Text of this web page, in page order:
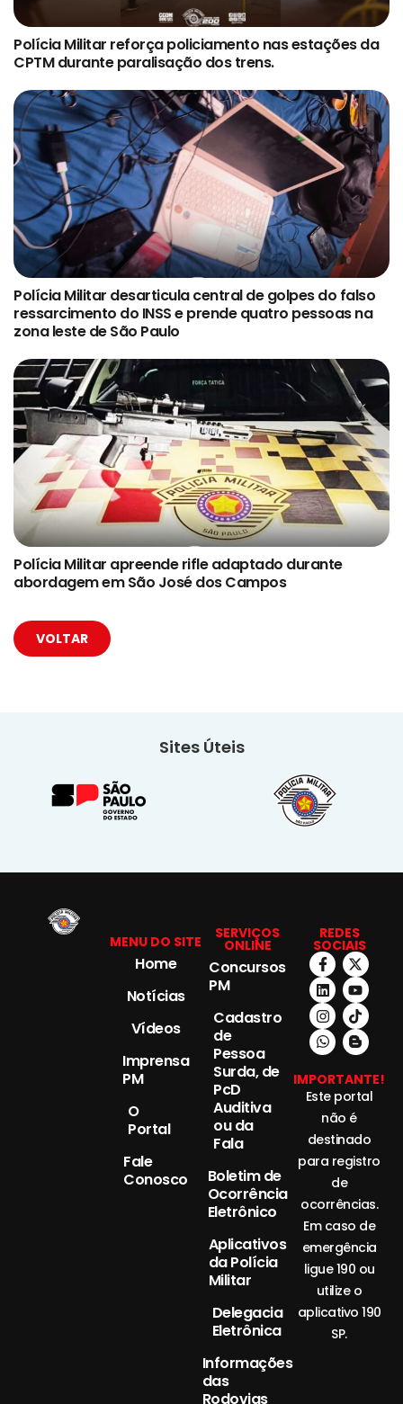
Polícia Militar reforça policiamento nas estações da
CPTM durante paralisação dos trens.
Polícia Militar desarticula central de golpes do falso
ressarcimento do INSS e prende quatro pessoas na
zona leste de São Paulo
Polícia Militar apreende rifle adaptado durante
abordagem em São José dos Campos
VOLTAR
Sites Úteis
MENU DO SITE
Home
Notícias
Vídeos
Imprensa
PM
O
Portal
Fale
Conosco
SERVIÇOS
ONLINE
Concursos
PM
Cadastro
de
Pessoa
Surda, de
PcD
Auditiva
ou da
Fala
Boletim de
Ocorrência
Eletrônico
Aplicativos
da Polícia
Militar
Delegacia
Eletrônica
Informações
das
Rodovias
REDES
SOCIAIS
IMPORTANTE!
Este portal
não é
destinado
para registro
de
ocorrências.
Em caso de
emergência
ligue 190 ou
utilize o
aplicativo 190
SP.